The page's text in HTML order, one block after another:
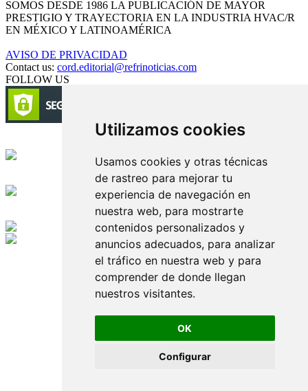
Utilizamos cookies
Usamos cookies y otras técnicas
de rastreo para mejorar tu
experiencia de navegación en
nuestra web, para mostrarte
contenidos personalizados y
anuncios adecuados, para analizar
el tráfico en nuestra web y para
comprender de donde llegan
nuestros visitantes.
OK
Configurar
SOMOS DESDE 1986 LA PUBLICACIÓN DE MAYOR
PRESTIGIO Y TRAYECTORIA EN LA INDUSTRIA HVAC/R
EN MÉXICO Y LATINOAMÉRICA
AVISO DE PRIVACIDAD
Contact us: cord.editorial@refrinoticias.com
FOLLOW US
Edición digital con tecnología
Playa Revolcadero 222 Col. Reforma Iztaccihuatl Norte C.P. 08810
CIUDAD DE MEXICO
Conmutador CIUDAD DE MEXICO (+52) 555 740 4476, 555 740
© 2000-2026 BURO DE MERCADOTECNIA DEL CENTRO,
S.A. Todos los derechos reservados
Todos los nombres, marcas, logotipos, productos e imagenes
mencionados son propiedad de sus respectivos dueños
Prohibida la reproducción total o parcial de los contenidos aqui
publicados incluyendo cualquier medio electrónico o magnético